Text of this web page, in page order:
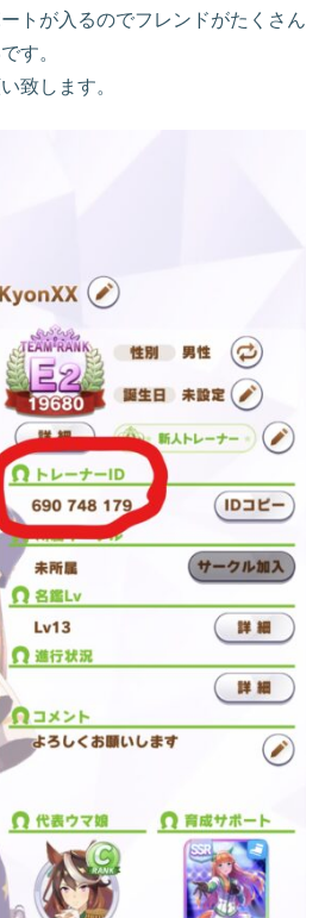
トが入るのでフレンドがたくさん
す。
致します。